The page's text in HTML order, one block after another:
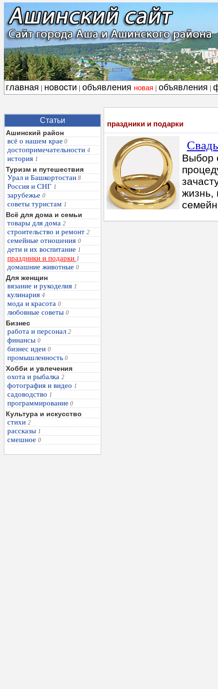
главная новости объявления новая объявления
Статьи
Ашинский район
всё о нашем крае 0
достопримечательности 4
история 1
Туризм и путешествия
Урал и Башкортостан 8
Россия и СНГ 1
зарубежье 0
советы туристам 1
Всё для дома и семьи
товары для дома 2
строительство и ремонт 2
семейные отношения 0
дети и их воспитание 1
праздники и подарки 1
домашние животные 0
Для женщин
вязание и рукоделия 1
кулинария 4
мода и красота 0
любовные советы 0
Бизнес
работа и персонал 2
финансы 0
бизнес идеи 0
промышленность 0
Хобби и увлечения
охота и рыбалка 2
фотография и видео 1
садоводство 1
программирование 0
Культура и искусство
стихи 2
рассказы 1
смешное 0
праздники и подарки
Выбор
жизнь,